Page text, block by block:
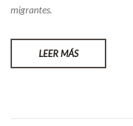
migrantes.
LEER MÁS